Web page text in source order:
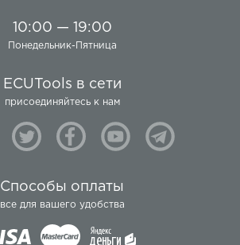
10:00 — 19:00
Понедельник-Пятница
ECUTools в сети
присоединяйтесь к нам
Способы оплаты
все для вашего удобства